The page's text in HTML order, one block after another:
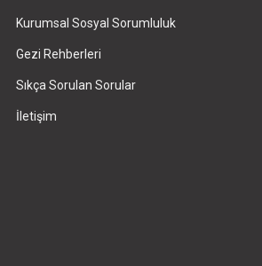
Kurumsal Sosyal Sorumluluk
Gezi Rehberleri
Sıkça Sorulan Sorular
İletişim